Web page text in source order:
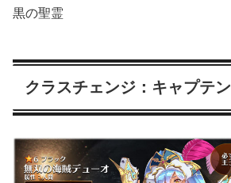
黒の聖霊
クラスチェンジ：キャプテン